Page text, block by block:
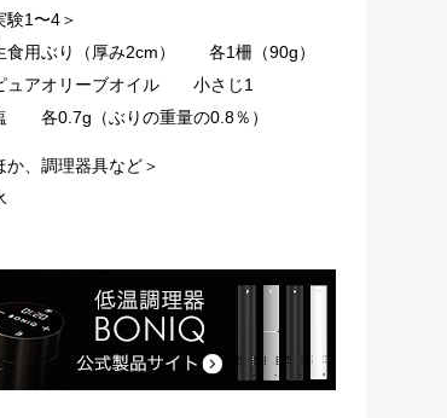
験1〜4＞
食用ぶり（厚み2cm） 各1柵（90g）
ュアオリーブオイル 小さじ1
各0.7g（ぶりの重量の0.8％）
か、調理器具など＞